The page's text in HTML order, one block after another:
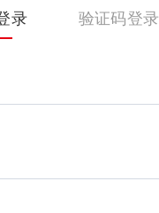
录 验证码登录